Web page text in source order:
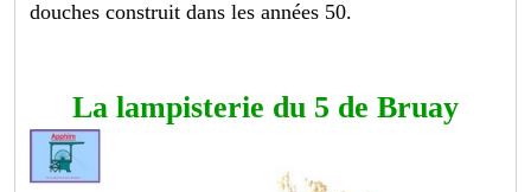
douches construit dans les années 50.
La lampisterie du 5 de Bruay